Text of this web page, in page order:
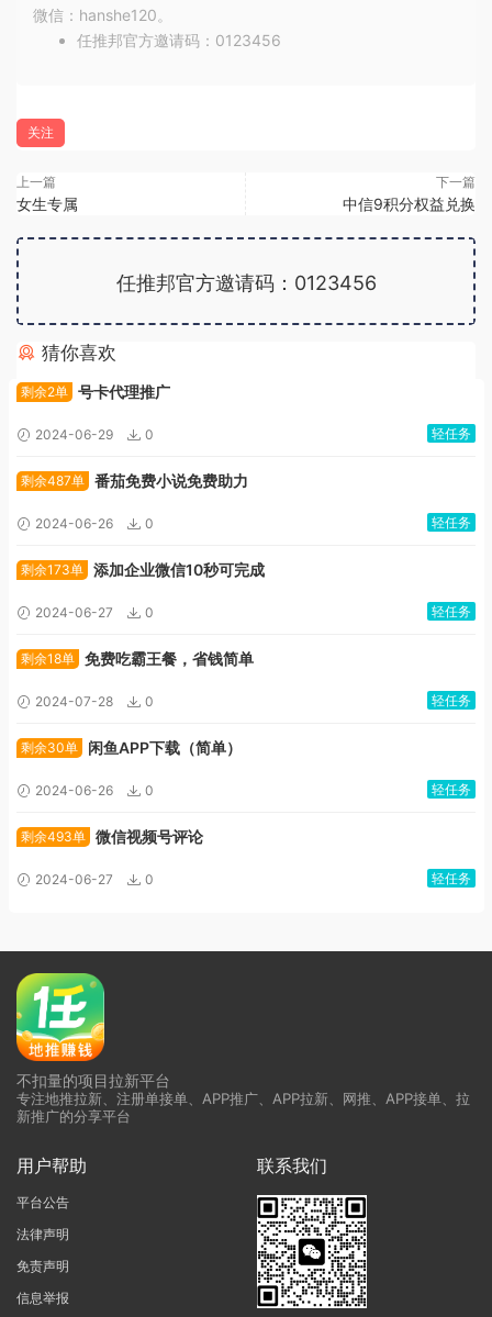
微信：hanshe120。
任推邦官方邀请码：0123456
关注
上一篇
女生专属
下一篇
中信9积分权益兑换
任推邦官方邀请码：0123456
猜你喜欢
剩余2单 号卡代理推广
2024-06-29 0 轻任务
剩余487单 番茄免费小说免费助力
2024-06-26 0 轻任务
剩余173单 添加企业微信10秒可完成
2024-06-27 0 轻任务
剩余18单 免费吃霸王餐，省钱简单
2024-07-28 0 轻任务
剩余30单 闲鱼APP下载（简单）
2024-06-26 0 轻任务
剩余493单 微信视频号评论
2024-06-27 0 轻任务
不扣量的项目拉新平台
专注地推拉新、注册单接单、APP推广、APP拉新、网推、APP接单、拉
新推广的分享平台
用户帮助
平台公告
法律声明
免责声明
信息举报
联系我们